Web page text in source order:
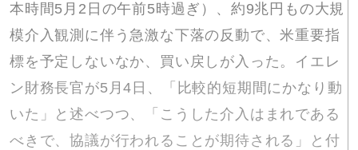
本時間5月2日の午前5時過ぎ）、約9兆円もの大規
模介入観測に伴う急激な下落の反動で、米重要指
標を予定しないなか、買い戻しが入った。イエレ
ン財務長官が5月4日、「比較的短期間にかなり動
いた」と述べつつ、「こうした介入はまれである
べきで、協議が行われることが期待される」と付